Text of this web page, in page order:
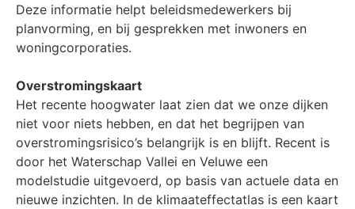
Deze informatie helpt beleidsmedewerkers bij
planvorming, en bij gesprekken met inwoners en
woningcorporaties.
Overstromingskaart
Het recente hoogwater laat zien dat we onze dijken
niet voor niets hebben, en dat het begrijpen van
overstromingsrisico’s belangrijk is en blijft. Recent is
door het Waterschap Vallei en Veluwe een
modelstudie uitgevoerd, op basis van actuele data en
nieuwe inzichten. In de klimaateffectatlas is een kaart